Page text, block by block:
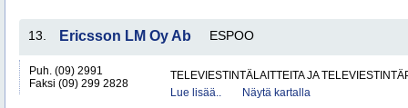
13. Ericsson LM Oy Ab ESPOO
Puh. (09) 2991
Faksi (09) 299 2828
TELEVIESTINTÄLAITTEITA JA
Lue lisää..
Näytä kartalla